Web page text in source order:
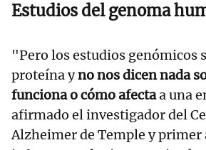
Estudios del genoma
"Pero los estudios genómicos
proteína yno nos dicen nada
funciona o cómo afectaa una
afirmado el investigador del
Alzheimer de Temple y primer